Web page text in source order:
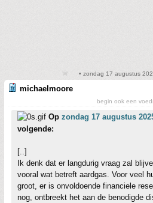
• zondag 17 augustus
michaelmoore
begin ook een
Op zondag 17 augustus
volgende:
[..]
Ik denk dat er langdurig vraag zal
vooral wat betreft aardgas. Voor veel
groot, er is onvoldoende financiele
nog, ontbreekt het aan de benodigde